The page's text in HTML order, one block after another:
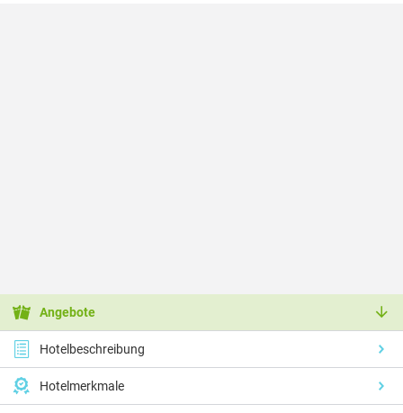
Angebote
Hotelbeschreibung
Hotelmerkmale